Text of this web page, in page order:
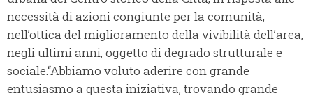
necessità di azioni congiunte per la comunità,
nell’ottica del miglioramento della vivibilità dell’area,
negli ultimi anni, oggetto di degrado strutturale e
sociale.“Abbiamo voluto aderire con grande
entusiasmo a questa iniziativa, trovando grande